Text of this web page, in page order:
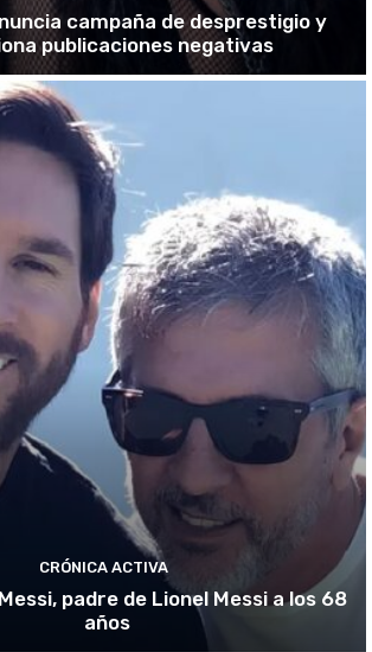
campaña de desprestigio y
publicaciones negativas
CRÓNICA ACTIVA
padre de Lionel Messi a los 68
años